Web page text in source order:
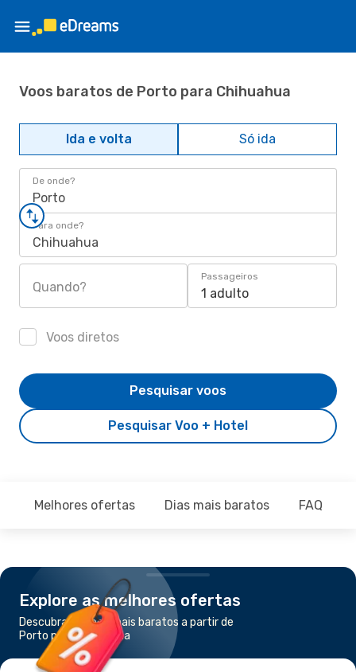
Voos baratos de Porto para Chihuahua
Ida e volta Só ida
De onde?
Porto
Para onde?
Chihuahua
Quando?
Passageiros
1 adulto
Voos diretos
Pesquisar Voo + Hotel
Pesquisar voos
Melhores ofertas Dias mais baratos FAQ
Explore as melhores ofertas
Descubra os voos mais baratos a partir de
Porto para Chihuahua